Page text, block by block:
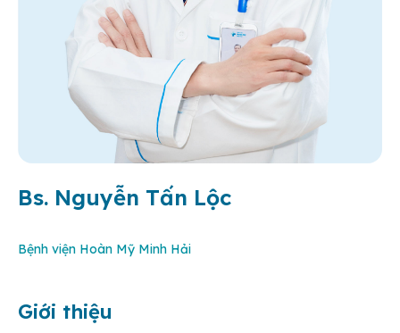
Bs. Nguyễn Tấn Lộc
Bệnh viện Hoàn Mỹ Minh Hải
Giới thiệu